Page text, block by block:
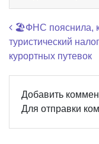
Навигация
🏖️ФНС пояснила,
туристический
курортных путевок
Добавить
Для отправки